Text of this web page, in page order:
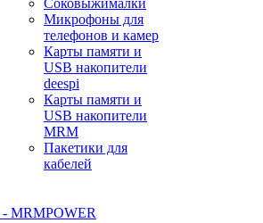
Соковыжималки
Микрофоны для
телефонов и камер
Карты памяти и
USB накопители
deespi
Карты памяти и
USB накопители
MRM
Пакетики для
кабелей